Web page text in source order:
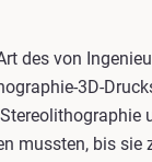
des von
3D-
mussten, bis sie